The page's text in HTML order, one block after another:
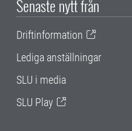
Senaste nytt från
Driftinformation
Lediga anställningar
SLU i media
SLU Play